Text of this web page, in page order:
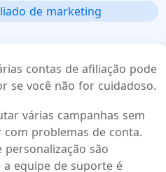
de marketing
contas de afiliação pode
se você não for cuidadoso.
várias campanhas sem
com problemas de conta.
personalização são
a equipe de suporte é